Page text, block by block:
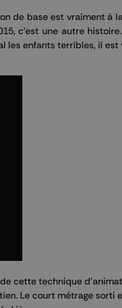
de base est vraiment à
c'est une autre
les enfants terribles, il
cette technique
Le court métrage sorti